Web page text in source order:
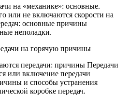
на «механике»: основные.
или не включаются скорости на
основные причины
неполадки.
передачи: причины Передачи
или включение передачи
и способы устранения
коробке передач.